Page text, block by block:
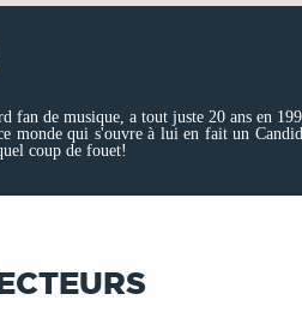
fan de musique, a tout juste 20 ans en
monde qui s'ouvre à lui en fait un
coup de fouet!